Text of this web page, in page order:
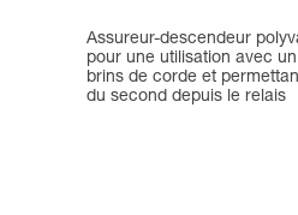
Assureur-descendeur
pour une utilisation avec
brins de corde et
du second depuis le relais